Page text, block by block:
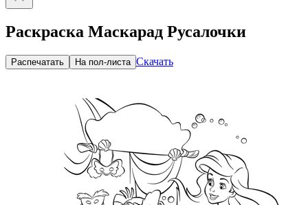
Раскраска Маскарад Русалочки
Распечатать На пол-листа Скачать